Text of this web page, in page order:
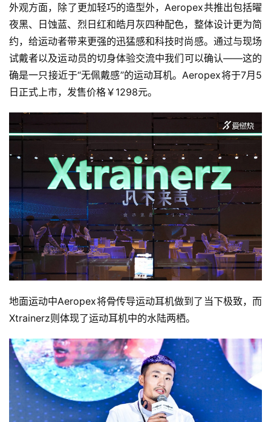
外观方面，除了更加轻巧的造型外，Aeropex共推出包括曜
夜黑、日蚀蓝、烈日红和皓月灰四种配色，整体设计更为简
约，给运动者带来更强的迅猛感和科技时尚感。通过与现场
试戴者以及运动员的切身体验交流中我们可以确认——这的
确是一只接近于“无佩戴感”的运动耳机。Aeropex将于7月5
日正式上市，发售价格￥1298元。
地面运动中Aeropex将骨传导运动耳机做到了当下极致，而
Xtrainerz则体现了运动耳机中的水陆两栖。